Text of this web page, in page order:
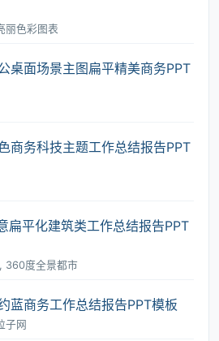
丽色彩图表
桌面场景主图扁平精美商务PPT
务科技主题工作总结报告PPT
扁平化建筑类工作总结报告PPT
360度全景都市
蓝商务工作总结报告PPT模板
子网